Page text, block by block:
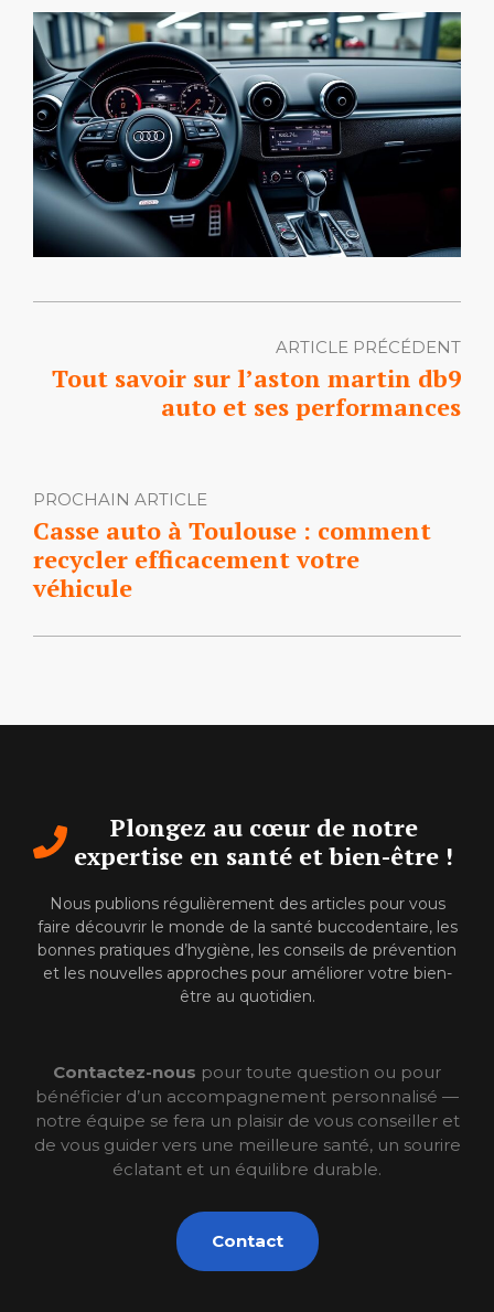
ARTICLE PRÉCÉDENT
Tout savoir sur l’aston martin db9
auto et ses performances
PROCHAIN ARTICLE
Casse auto à Toulouse : comment
recycler efficacement votre
véhicule
Plongez au cœur de notre
expertise en santé et bien-être !
Nous publions régulièrement des articles pour vous
faire découvrir le monde de la santé buccodentaire, les
bonnes pratiques d’hygiène, les conseils de prévention
et les nouvelles approches pour améliorer votre bien-
être au quotidien.
Contactez-nous pour toute question ou pour
bénéficier d’un accompagnement personnalisé —
notre équipe se fera un plaisir de vous conseiller et
de vous guider vers une meilleure santé, un sourire
éclatant et un équilibre durable.
Contact